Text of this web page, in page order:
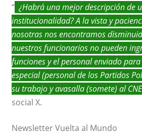
“ ¿Habrá una mejor descripción de
institucionalidad? A la vista y
nosotras nos encontramos
nuestros funcionarios no pueden
funciones y el personal enviado
especial (personal de los Partidos
su trabajo y avasalla (somete) al CNE
social X.
Newsletter Vuelta al Mundo